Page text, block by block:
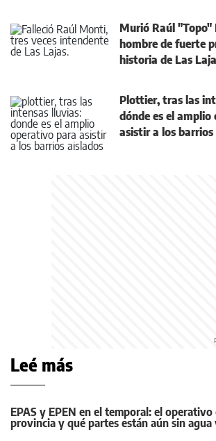
Murió Raúl "Topo"
hombre de fuerte
historia de Las
Plottier, tras las
dónde es el
asistir a los barrios
Leé más
EPAS y EPEN en el temporal: el
provincia y qué partes están aún sin agua